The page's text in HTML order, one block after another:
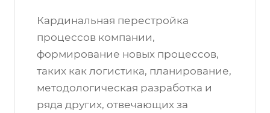
Кардинальная перестройка
процессов компании,
формирование новых процессов,
таких как логистика, планирование,
методологическая разработка и
ряда других, отвечающих за